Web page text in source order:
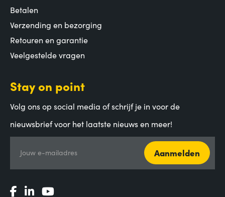
Betalen
Verzending en bezorging
Retouren en garantie
Veelgestelde vragen
Stay on point
Volg ons op social media of schrijf je in voor de
nieuwsbrief voor het laatste nieuws en meer!
Jouw e-mailadres Aanmelden